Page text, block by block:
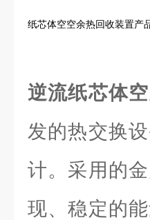
纸芯体空空余热回收装置产
逆流纸芯体
发的热交换
计。采用的
现、稳定的